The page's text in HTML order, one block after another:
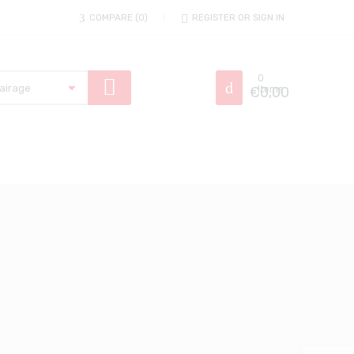
COMPARE 0 REGISTER OR SIGN IN
0
Items
€0,00